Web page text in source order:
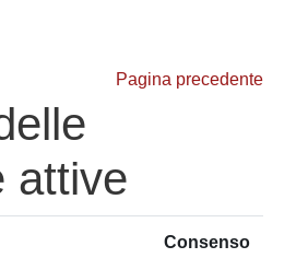
Pagina precedente
attive
Consenso